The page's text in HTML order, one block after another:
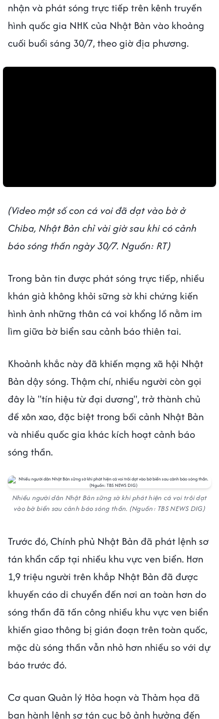
nhận và phát sóng trực tiếp trên kênh truyền
hình quốc gia NHK của Nhật Bản vào khoảng
cuối buổi sáng 30/7, theo giờ địa phương.
(Video một số con cá voi đã dạt vào bờ ở
Chiba, Nhật Bản chỉ vài giờ sau khi có cảnh
báo sóng thần ngày 30/7. Nguồn: RT)
Trong bản tin được phát sóng trực tiếp, nhiều
khán giả không khỏi sững sờ khi chứng kiến
hình ảnh những thân cá voi khổng lồ nằm im
lìm giữa bờ biển sau cảnh báo thiên tai.
Khoảnh khắc này đã khiến mạng xã hội Nhật
Bản dậy sóng. Thậm chí, nhiều người còn gọi
đây là "tín hiệu từ đại dương", trở thành chủ
đề xôn xao, đặc biệt trong bối cảnh Nhật Bản
và nhiều quốc gia khác kích hoạt cảnh báo
sóng thần.
Nhiều người dân Nhật Bản sững sờ khi phát hiện cá voi trôi dạt
vào bờ biển sau cảnh báo sóng thần. (Nguồn: TBS NEWS DIG)
Trước đó, Chính phủ Nhật Bản đã phát lệnh sơ
tán khẩn cấp tại nhiều khu vực ven biển. Hơn
1,9 triệu người trên khắp Nhật Bản đã được
khuyến cáo di chuyển đến nơi an toàn hơn do
sóng thần đã tấn công nhiều khu vực ven biển
khiến giao thông bị gián đoạn trên toàn quốc,
mặc dù sóng thần vẫn nhỏ hơn nhiều so với dự
báo trước đó.
Cơ quan Quản lý Hỏa hoạn và Thảm họa đã
ban hành lệnh sơ tán cục bộ ảnh hưởng đến